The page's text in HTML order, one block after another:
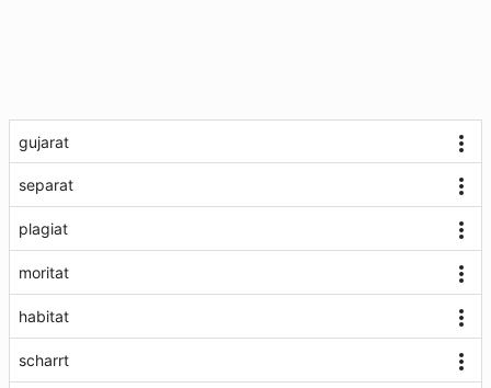
gujarat
separat
plagiat
moritat
habitat
scharrt